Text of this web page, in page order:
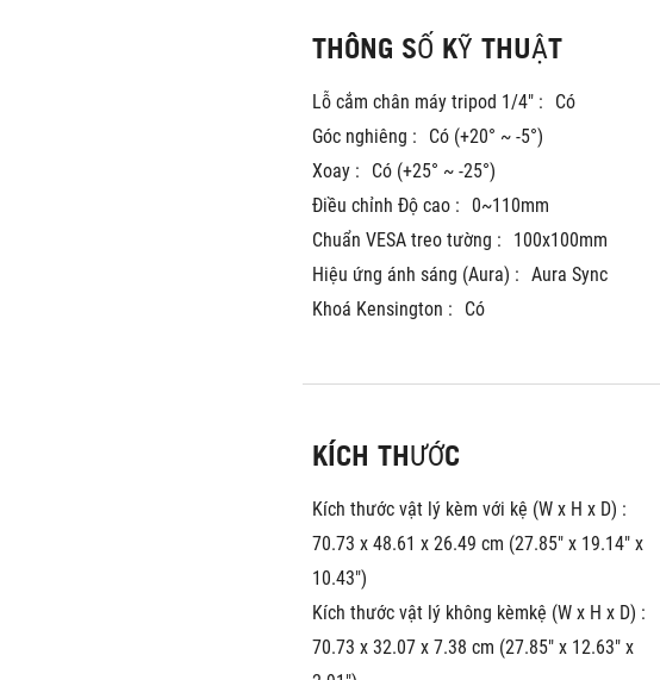
THÔNG SỐ KỸ THUẬT
Lỗ cắm chân máy tripod 1/4" :
Có
Góc nghiêng :
Có (+20° ~ -5°)
Xoay :
Có (+25° ~ -25°)
Điều chỉnh Độ cao :
0~110mm
Chuẩn VESA treo tường :
100x100mm
Hiệu ứng ánh sáng (Aura) :
Khoá Kensington :
Có
KÍCH THƯỚC
Kích thước vật lý kèm với kệ (W x H x D) :
70.73 x 48.61 x 26.49 cm (27.85" x 19.14" x
10.43")
Kích thước vật lý không kèmkệ (W x H x D) :
70.73 x 32.07 x 7.38 cm (27.85" x 12.63" x